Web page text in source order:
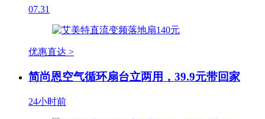
07.31
优惠直达 >
简尚恩空气循环扇台立两用，39.9元带回家
24小时前